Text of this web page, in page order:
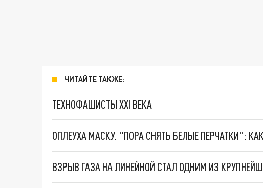
ЧИТАЙТЕ ТАКЖЕ:
ТЕХНОФАШИСТЫ XXI ВЕКА
ОПЛЕУХА МАСКУ. "ПОРА СНЯТЬ БЕЛЫЕ ПЕРЧАТКИ":
ВЗРЫВ ГАЗА НА ЛИНЕЙНОЙ СТАЛ ОДНИМ ИЗ